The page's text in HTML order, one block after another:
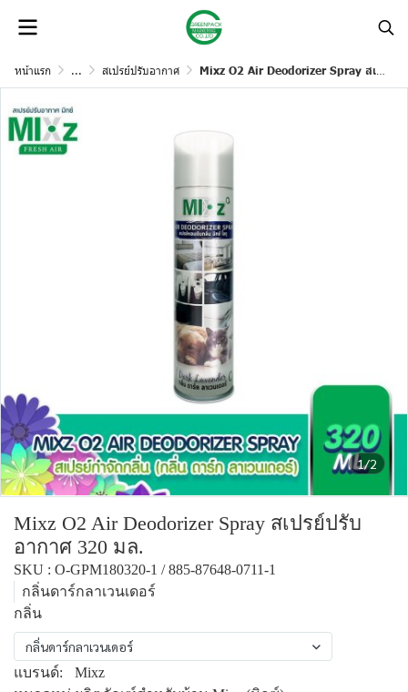
หน้าแรก ... สเปรย์ปรับอากาศ Mixz O2 Air Deodorizer Spray สเปรย์ปรับอากาศ 320 มล.
1/2
Mixz O2 Air Deodorizer Spray สเปรย์ปรับ
อากาศ 320 มล.
SKU : O-GPM180320-1 / 885-87648-0711-1
กลิ่นดาร์กลาเวนเดอร์
กลิ่น
กลิ่นดาร์กลาเวนเดอร์
แบรนด์:
Mixz